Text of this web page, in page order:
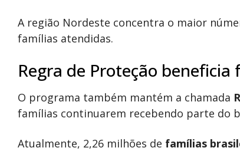
A região Nordeste concentra o maior
famílias atendidas.
Regra de Proteção
O programa também mantém a chamada
famílias continuarem recebendo parte do
Atualmente, 2,26 milhões de famílias